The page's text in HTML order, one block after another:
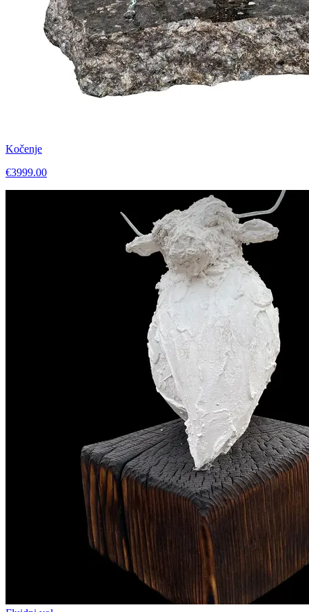
Kočenje
€3999.00